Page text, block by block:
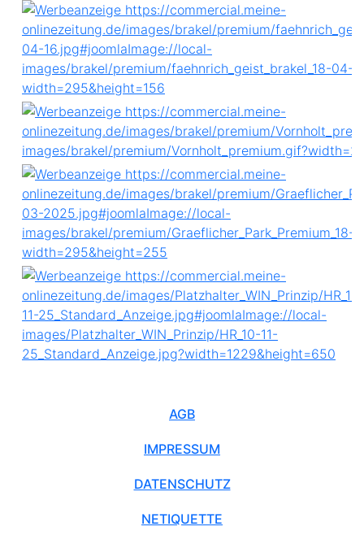
AGB
IMPRESSUM
DATENSCHUTZ
NETIQUETTE